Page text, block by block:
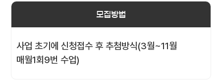
모집방법
사업 초기에 신청접수 후 추첨방식(3월~11월
매월1회9번 수업)